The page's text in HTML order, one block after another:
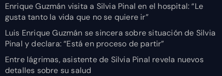
Enrique Guzmán visita a Silvia Pinal en el hospital: “Le
gusta tanto la vida que no se quiere ir”
Luis Enrique Guzmán se sincera sobre situación de Silvia
Pinal y declara: “Está en proceso de partir”
Entre lágrimas, asistente de Silvia Pinal revela nuevos
detalles sobre su salud